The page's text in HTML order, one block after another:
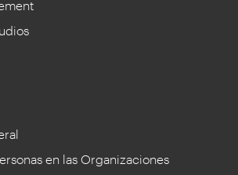
en las Organizaciones